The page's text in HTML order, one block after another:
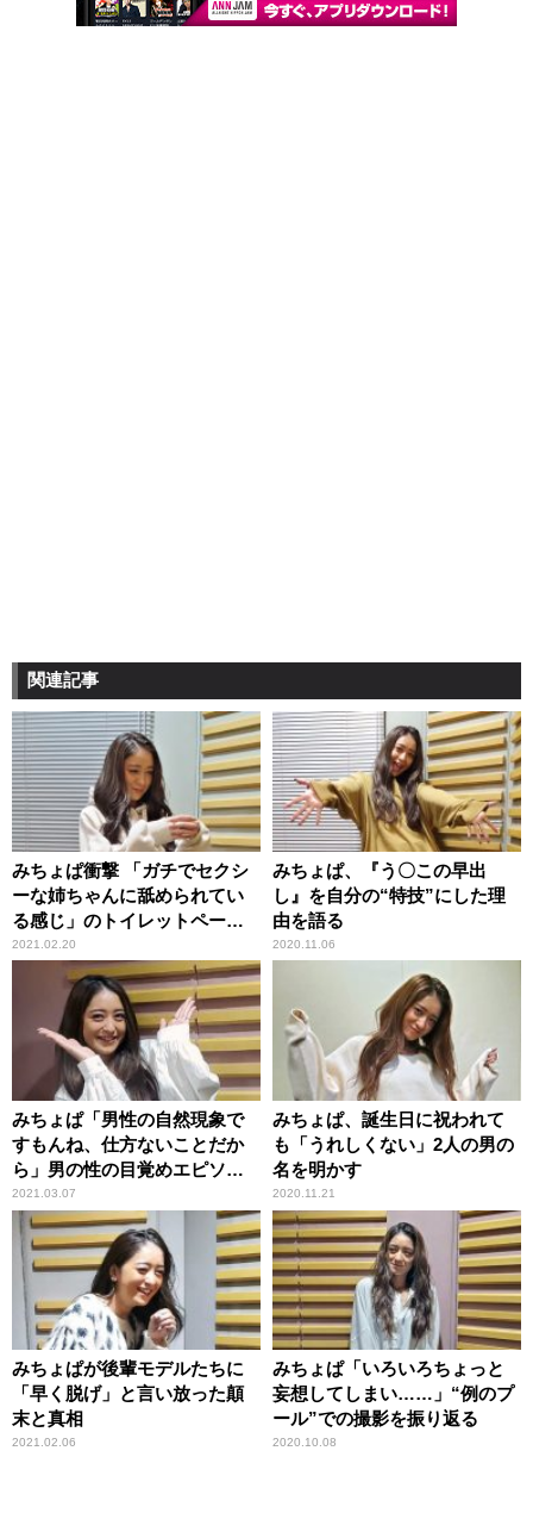
関連記事
みちょぱ衝撃 「ガチでセクシ
ーな姉ちゃんに舐められてい
る感じ」のトイレットペーパ
ーイラストを目にして
2021.02.20
みちょぱ、『う〇この早出
し』を自分の“特技”にした理
由を語る
2020.11.06
みちょぱ「男性の自然現象で
すもんね、仕方ないことだか
ら」男の性の目覚めエピソー
ドに理解
2021.03.07
みちょぱ、誕生日に祝われて
も「うれしくない」2人の男の
名を明かす
2020.11.21
みちょぱが後輩モデルたちに
「早く脱げ」と言い放った顛
末と真相
2021.02.06
みちょぱ「いろいろちょっと
妄想してしまい……」“例のプ
ール”での撮影を振り返る
2020.10.08